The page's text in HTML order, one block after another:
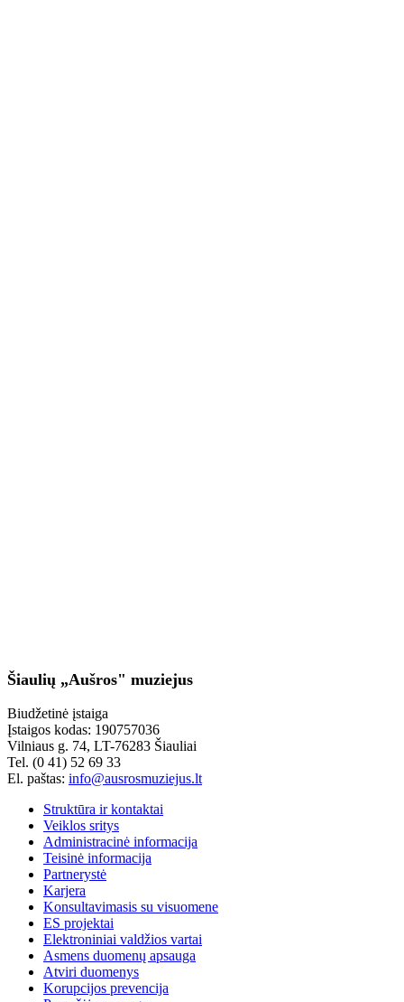
Šiaulių „Aušros" muziejus
Biudžetinė įstaiga
Įstaigos kodas: 190757036
Vilniaus g. 74, LT-76283 Šiauliai
Tel. (0 41) 52 69 33
El. paštas: info@ausrosmuziejus.lt
Struktūra ir kontaktai
Veiklos sritys
Administracinė informacija
Teisinė informacija
Partnerystė
Karjera
Konsultavimasis su visuomene
ES projektai
Elektroniniai valdžios vartai
Asmens duomenų apsauga
Atviri duomenys
Korupcijos prevencija